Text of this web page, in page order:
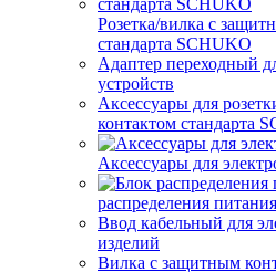
Розетка/вилка с
стандарта SCHUKO
Адаптер переходный
устройств
Аксессуары для
контактом стандарта
Аксессуары для
распределения
Ввод кабельный для
изделий
Вилка с защитным